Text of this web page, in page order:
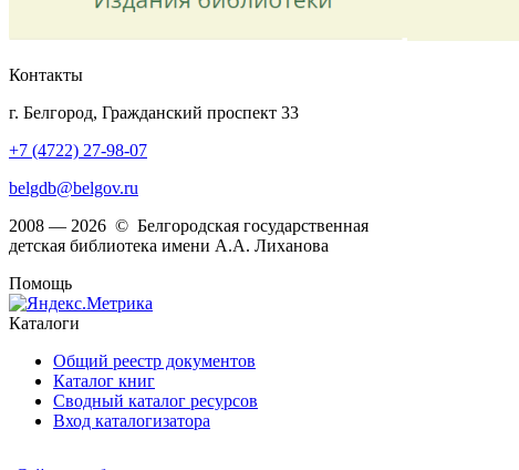
Контакты
г. Белгород, Гражданский проспект 33
+7 (4722) 27-98-07
belgdb@belgov.ru
2008 — 2026 © Белгородская государственная
детская библиотека имени А.А. Лиханова
Помощь
Каталоги
Общий реестр документов
Каталог книг
Сводный каталог ресурсов
Вход каталогизатора